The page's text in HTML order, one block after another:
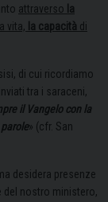
attraverso la
vita, la capacità di
di cui ricordiamo
tra i saraceni,
il Vangelo con la
» (cfr. San
desidera presenze
del nostro ministero,